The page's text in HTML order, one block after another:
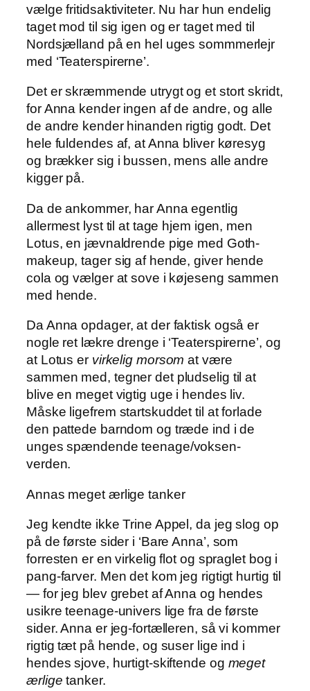
vælge fritidsaktiviteter. Nu har hun endelig
taget mod til sig igen og er taget med til
Nordsjælland på en hel uges sommmerlejr
med ‘Teaterspirerne’.
Det er skræmmende utrygt og et stort skridt,
for Anna kender ingen af de andre, og alle
de andre kender hinanden rigtig godt. Det
hele fuldendes af, at Anna bliver køresyg
og brækker sig i bussen, mens alle andre
kigger på.
Da de ankommer, har Anna egentlig
allermest lyst til at tage hjem igen, men
Lotus, en jævnaldrende pige med Goth-
makeup, tager sig af hende, giver hende
cola og vælger at sove i køjeseng sammen
med hende.
Da Anna opdager, at der faktisk også er
nogle ret lækre drenge i ‘Teaterspirerne’, og
at Lotus er virkelig morsomat være
sammen med, tegner det pludselig til at
blive en meget vigtig uge i hendes liv.
Måske ligefrem startskuddet til at forlade
den pattede barndom og træde ind i de
unges spændende teenage/voksen-
verden.
Annas meget ærlige tanker
Jeg kendte ikke Trine Appel, da jeg slog op
på de første sider i ‘Bare Anna’, som
forresten er en virkelig flot og spraglet bog i
pang-farver. Men det kom jeg rigtigt hurtig til
— for jeg blev grebet af Anna og hendes
usikre teenage-univers lige fra de første
sider. Anna er jeg-fortælleren, så vi kommer
rigtig tæt på hende, og suser lige ind i
hendes sjove, hurtigt-skiftende og meget
ærlige tanker.